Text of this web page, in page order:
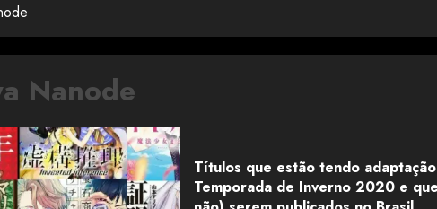
Nanode
Títulos que estão tendo
Temporada de Inverno 2020 e